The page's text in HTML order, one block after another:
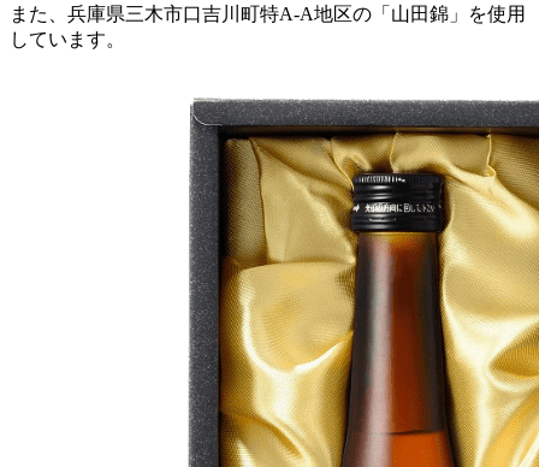
また、兵庫県三木市口吉川町特A-A地区の「山田錦」を使用
しています。